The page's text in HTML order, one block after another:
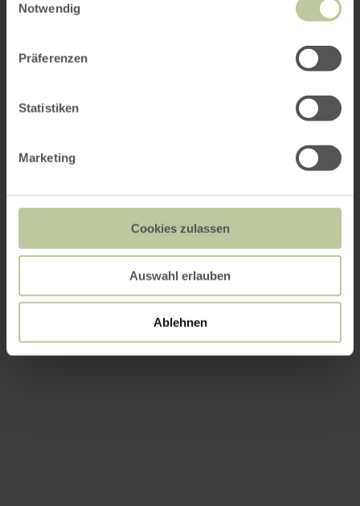
Notwendig
Präferenzen
Statistiken
Marketing
Cookies zulassen
Auswahl erlauben
Ablehnen